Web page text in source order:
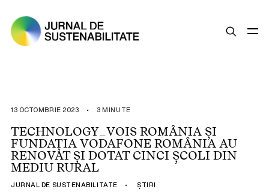
ȘTIRI
OPINII
ESG
LEGISLAȚIE
BUNE PRACTICI
13 OCTOMBRIE 2023 • 3 MINUTE
TECHNOLOGY_VOIS ROMÂNIA ȘI
FUNDAȚIA VODAFONE ROMÂNIA AU
RENOVAT ȘI DOTAT CINCI ȘCOLI DIN
MEDIU RURAL
JURNAL DE SUSTENABILITATE • ȘTIRI